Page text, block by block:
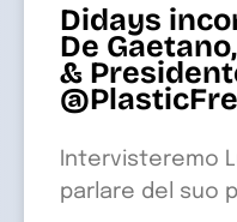
Didays
De
&
Intervisteremo
parlare del suo